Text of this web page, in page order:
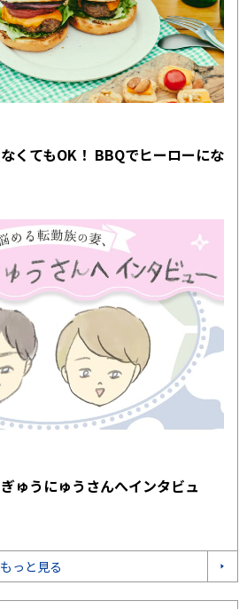
くてもOK！ BBQでヒーローにな
ゅうにゅうさんへインタビュ
もっと見る